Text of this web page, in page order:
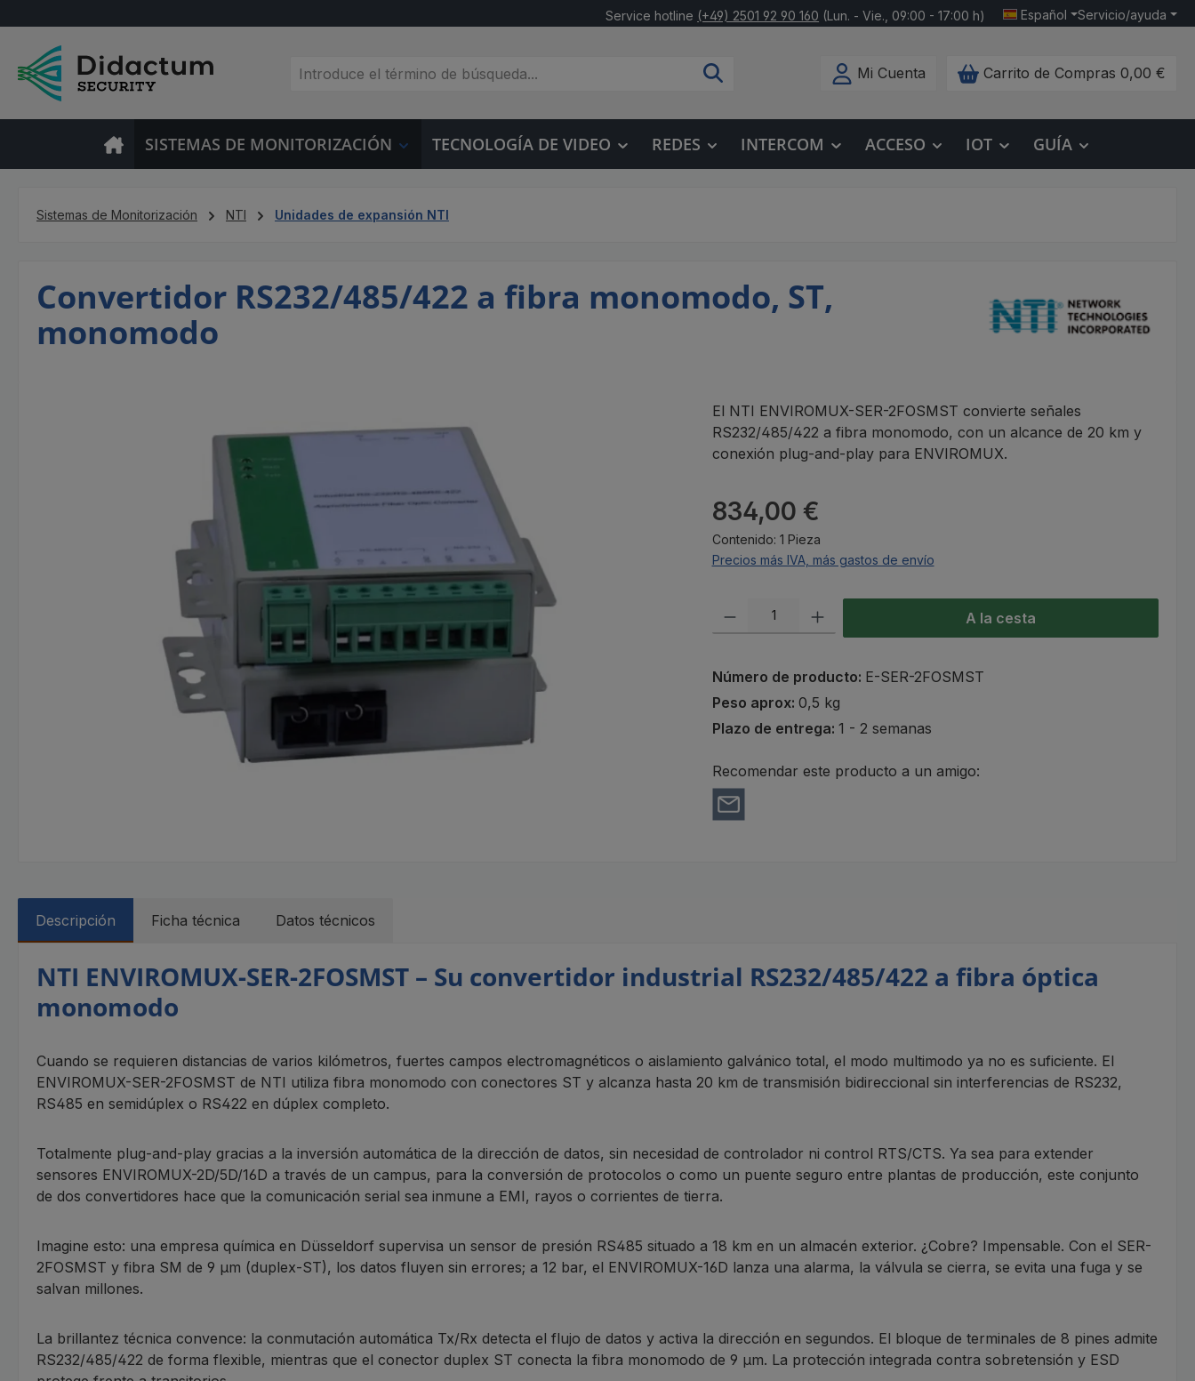
Service hotline (+49) 2501 92 90 160 (Lun. - Vie., 09:00 - 17:00 h) Español Servicio/ayuda
Mi Cuenta Carrito de Compras 0,00 €
SISTEMAS DE MONITORIZACIÓN TECNOLOGÍA DE VIDEO REDES INTERCOM ACCESO IOT GUÍA
Sistemas de Monitorización NTI Unidades de expansión NTI
Convertidor RS232/485/422 a fibra monomodo, ST,
monomodo
El NTI ENVIROMUX-SER-2FOSMST convierte señales
RS232/485/422 a fibra monomodo, con un alcance de 20 km y
conexión plug-and-play para ENVIROMUX.
Precio normal:
834,00 €
Contenido: 1 Pieza
Precios más IVA, más gastos de envío
Cantidad del producto: introduce la cantidad deseada o usa los botones para
A la cesta
Número de producto: E-SER-2FOSMST
Peso aprox: 0,5 kg
Plazo de entrega: 1 - 2 semanas
Recomendar este producto a un amigo:
Descripción Ficha técnica Datos técnicos
NTI ENVIROMUX-SER-2FOSMST – Su convertidor industrial RS232/485/422 a fibra óptica
monomodo
Cuando se requieren distancias de varios kilómetros, fuertes campos electromagnéticos o aislamiento galvánico total, el modo multimodo ya no es suficiente. El
ENVIROMUX-SER-2FOSMST de NTI utiliza fibra monomodo con conectores ST y alcanza hasta 20 km de transmisión bidireccional sin interferencias de RS232,
RS485 en semidúplex o RS422 en dúplex completo.
Totalmente plug-and-play gracias a la inversión automática de la dirección de datos, sin necesidad de controlador ni control RTS/CTS. Ya sea para extender
sensores ENVIROMUX-2D/5D/16D a través de un campus, para la conversión de protocolos o como un puente seguro entre plantas de producción, este conjunto
de dos convertidores hace que la comunicación serial sea inmune a EMI, rayos o corrientes de tierra.
Imagine esto: una empresa química en Düsseldorf supervisa un sensor de presión RS485 situado a 18 km en un almacén exterior. ¿Cobre? Impensable. Con el SER-
2FOSMST y fibra SM de 9 µm (duplex-ST), los datos fluyen sin errores; a 12 bar, el ENVIROMUX-16D lanza una alarma, la válvula se cierra, se evita una fuga y se
salvan millones.
La brillantez técnica convence: la conmutación automática Tx/Rx detecta el flujo de datos y activa la dirección en segundos. El bloque de terminales de 8 pines admite
RS232/485/422 de forma flexible, mientras que el conector duplex ST conecta la fibra monomodo de 9 µm. La protección integrada contra sobretensión y ESD